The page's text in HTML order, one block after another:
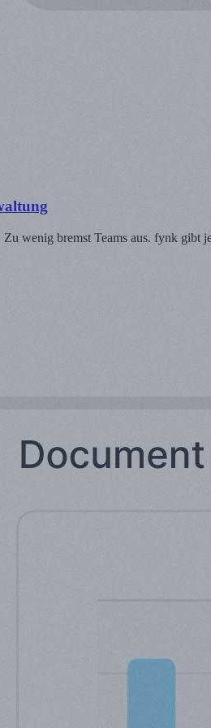
wenig bremst Teams aus. fynk gibt